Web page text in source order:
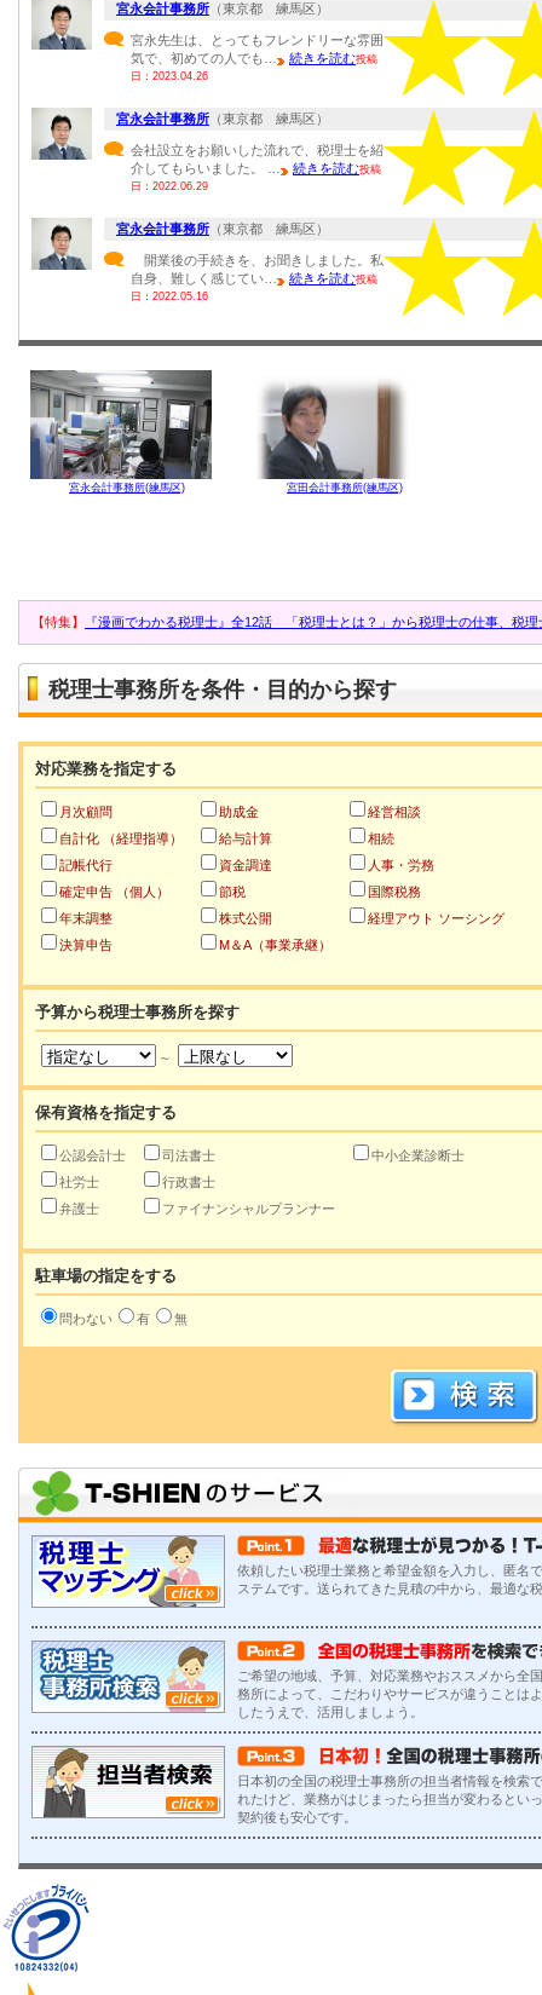
宮永会計事務所 （東京都 練馬区）
宮永先生は、とってもフレンドリーな雰囲
気で、初めての人でも…
続きを読む投稿
日：2023.04.26
宮永会計事務所 （東京都 練馬区）
会社設立をお願いした流れで、税理士を紹
介してもらいました。 …
続きを読む投稿
日：2022.06.29
宮永会計事務所 （東京都 練馬区）
開業後の手続きを、お聞きしました。私
自身、難しく感じてい…
続きを読む投稿
日：2022.05.16
宮永会計事務所(練馬区) 宮田会計事務所(練馬区)
【特集】 『漫画でわかる税理士』全12話 「税理士とは？」から税理士の仕事、税
税理士事務所を条件・目的から探す
対応業務を指定する
月次顧問
自計化 （経理指導）
記帳代行
確定申告 （個人）
年末調整
決算申告
助成金
給与計算
資金調達
節税
株式公開
M＆A（事業承継）
経営相談
相続
人事・労務
国際税務
経理アウト ソーシング
予算から税理士事務所を探す
～
保有資格を指定する
公認会計士
社労士
弁護士
司法書士
行政書士
ファイナンシャルプランナー
中小企業診断士
駐車場の指定をする
問わない 有 無
依頼したい税理士業務と希望金額を入力し、匿名
ステムです。送られてきた見積の中から、最適な
ご希望の地域、予算、対応業務やおススメから全
務所によって、こだわりやサービスが違うことは
したうえで、活用しましょう。
日本初の全国の税理士事務所の担当者情報を検索
れたけど、業務がはじまったら担当が変わるとい
契約後も安心です。